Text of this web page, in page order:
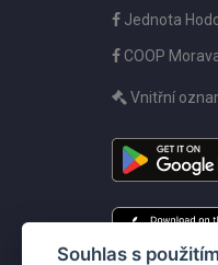
Jednota
COOP
Vnitřní
Souhlas s